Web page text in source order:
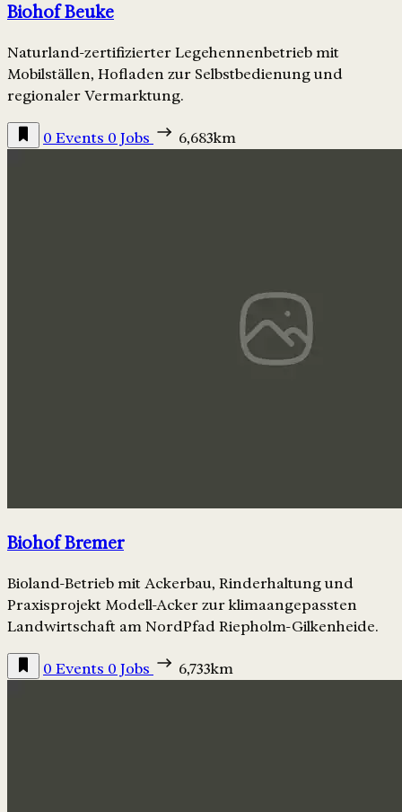
Biohof Beuke
Naturland-zertifizierter Legehennenbetrieb mit
Mobilställen, Hofladen zur Selbstbedienung und
regionaler Vermarktung.
0 Events 0 Jobs 6,683km
Biohof Bremer
Bioland-Betrieb mit Ackerbau, Rinderhaltung und
Praxisprojekt Modell-Acker zur klimaangepassten
Landwirtschaft am NordPfad Riepholm-Gilkenheide.
0 Events 0 Jobs 6,733km